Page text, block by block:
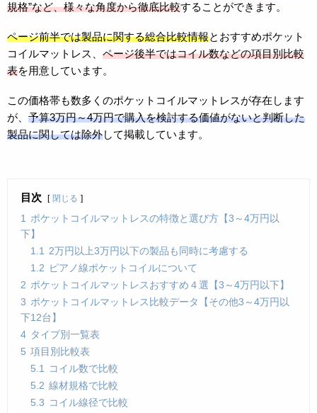
規格”など、様々な角度から徹底比較することができます。
ページ前半では製品に関する総合比較情報 とおすすめポケット
コイルマットレス、 ページ後半ではコイル数などの項目別比較
表を用意しています。
この価格帯も数多くのポケットコイルマットレスが存在します
が、 予算3万円～4万円で購入を検討する価値がないと判断した
製品に関しては除外 して掲載しています。
目次 閉じる
1
ポケットコイルマットレスの特徴と選び方【3～4万円以
下】
1.1
2万円以上3万円以下の製品も同時に考慮する
1.2
ピアノ線ポケットコイルについて
2 ポケットコイルマットレスおすすめ４選【3～4万円以下】
3 ポケットコイルマットレス比較データ【その他3～4万円以
下12台】
4 タイプ別一覧表
5 項目別比較表
5.1
コイル数で比較
5.2 線材規格で比較
5.3
コイル線径で比較